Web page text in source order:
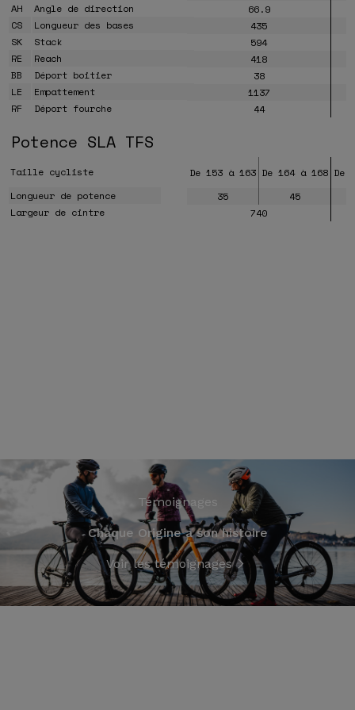
AH
Angle de direction
66.9
CS
Longueur des bases
435
SK
Stack
594
RE
Reach
418
BB
Déport boitier
38
LE
Empattement
1137
RF
Déport fourche 44
Potence SLA TFS
Taille cycliste De 153 à 163 De 164 à 168 De
Longueur de potence
35
45
Largeur de cintre
740
Témoignages
Chaque Origine a son histoire
Voir les témoignages